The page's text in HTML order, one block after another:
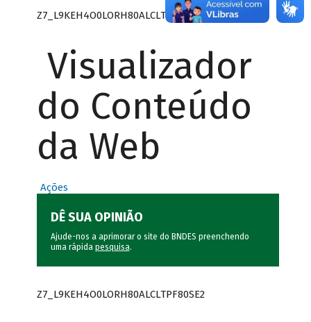
Z7_L9KEH4O0LORH80ALCLTPF80SE0
Visualizador
do Conteúdo
da Web
Ações
DÊ SUA OPINIÃO
Ajude-nos a aprimorar o site do BNDES preenchendo
uma rápida pesquisa.
Z7_L9KEH4O0LORH80ALCLTPF80SE2